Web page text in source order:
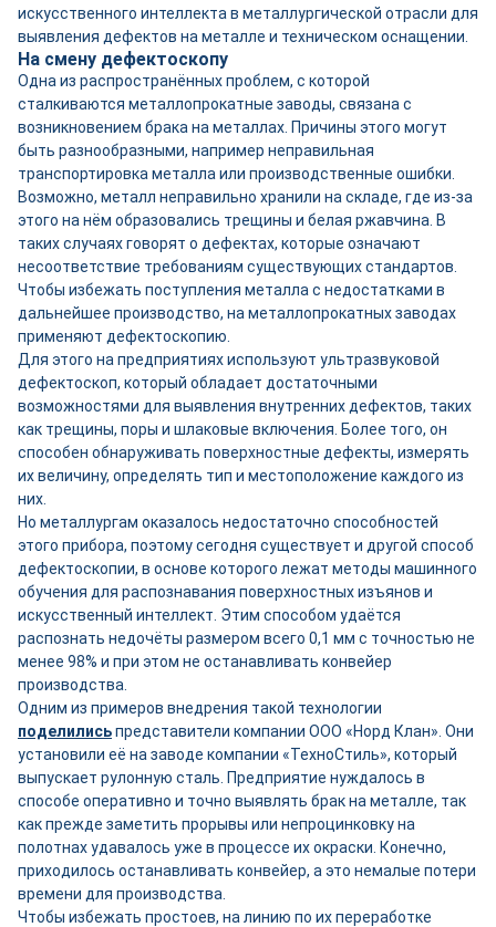
искусственного интеллекта в металлургической отрасли для
выявления дефектов на металле и техническом оснащении.
На смену дефектоскопу
Одна из распространённых проблем, с которой
сталкиваются металлопрокатные заводы, связана с
возникновением брака на металлах. Причины этого могут
быть разнообразными, например неправильная
транспортировка металла или производственные ошибки.
Возможно, металл неправильно хранили на складе, где из-за
этого на нём образовались трещины и белая ржавчина. В
таких случаях говорят о дефектах, которые означают
несоответствие требованиям существующих стандартов.
Чтобы избежать поступления металла с недостатками в
дальнейшее производство, на металлопрокатных заводах
применяют дефектоскопию.
Для этого на предприятиях используют ультразвуковой
дефектоскоп, который обладает достаточными
возможностями для выявления внутренних дефектов, таких
как трещины, поры и шлаковые включения. Более того, он
способен обнаруживать поверхностные дефекты, измерять
их величину, определять тип и местоположение каждого из
них.
Но металлургам оказалось недостаточно способностей
этого прибора, поэтому сегодня существует и другой способ
дефектоскопии, в основе которого лежат методы машинного
обучения для распознавания поверхностных изъянов и
искусственный интеллект. Этим способом удаётся
распознать недочёты размером всего 0,1 мм с точностью не
менее 98% и при этом не останавливать конвейер
производства.
Одним из примеров внедрения такой технологии
поделилисьпредставители компании ООО «Норд Клан». Они
установили её на заводе компании «ТехноСтиль», который
выпускает рулонную сталь. Предприятие нуждалось в
способе оперативно и точно выявлять брак на металле, так
как прежде заметить прорывы или непроцинковку на
полотнах удавалось уже в процессе их окраски. Конечно,
приходилось останавливать конвейер, а это немалые потери
времени для производства.
Чтобы избежать простоев, на линию по их переработке